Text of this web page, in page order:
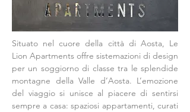
Situato nel cuore della città di Aosta, Le
Lion Apartments offre sistemazioni di design
per un soggiorno di classe tra le splendide
montagne della Valle d’Aosta. L’emozione
del viaggio si unisce al piacere di sentirsi
sempre a casa: spaziosi appartamenti, curati